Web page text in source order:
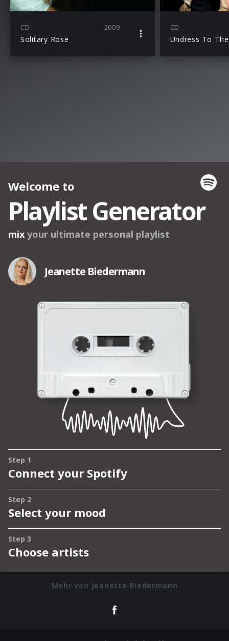
CD 2009
Solitary Rose
CD
Undress To
Mehr von Jeanette Biedermann